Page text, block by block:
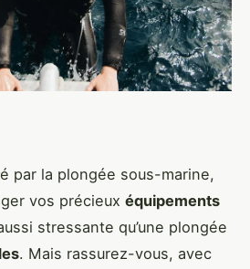
par la plongée sous-marine,
vos précieux équipements
stressante qu’une plongée
. Mais rassurez-vous, avec